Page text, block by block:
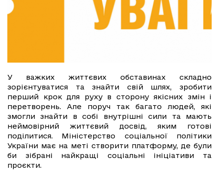
У важких життєвих обставинах складно
зорієнтуватися та знайти свій шлях, зробити
перший крок для руху в сторону якісних змін і
перетворень. Але поруч так багато людей, які
змогли знайти в собі внутрішні сили та мають
неймовірний життєвий досвід, яким готові
поділитися. Міністерство соціальної політики
України має на меті створити платформу, де були
би зібрані найкращі соціальні ініціативи та
проєкти.